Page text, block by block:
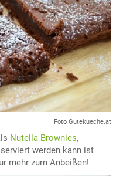
Foto Gutekueche.at
Nutella Brownies,
werden kann ist
mehr zum Anbeißen!